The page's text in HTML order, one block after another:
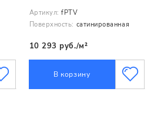
Артикул: fPTV
Поверхность: сатинированная
10 293 руб./м²
В корзину